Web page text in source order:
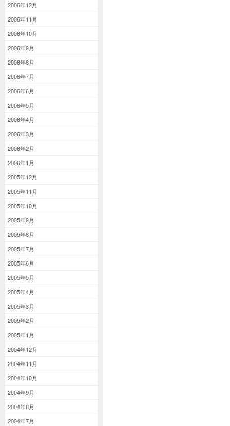
2006年12月
2006年11月
2006年10月
2006年9月
2006年8月
2006年7月
2006年6月
2006年5月
2006年4月
2006年3月
2006年2月
2006年1月
2005年12月
2005年11月
2005年10月
2005年9月
2005年8月
2005年7月
2005年6月
2005年5月
2005年4月
2005年3月
2005年2月
2005年1月
2004年12月
2004年11月
2004年10月
2004年9月
2004年8月
2004年7月